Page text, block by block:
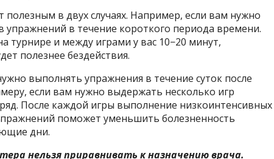
полезным в двух случаях. Например, если вам нужно
упражнений в течение короткого периода времени.
турнире и между играми у вас 10−20 минут,
полезнее бездействия.
выполнять упражнения в течение суток после
если вам нужно выдержать несколько игр
После каждой игры выполнение низкоинтенсивных
поможет уменьшить болезненность
дни.
нельзя приравнивать к назначению врача.